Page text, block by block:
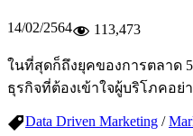
14/02/2564 113,473
ในที่สุดก็ถึงยุคของการตลาด
ธุรกิจที่ต้องเข้าใจผู้บริโภคอ
Data Driven Marketing /